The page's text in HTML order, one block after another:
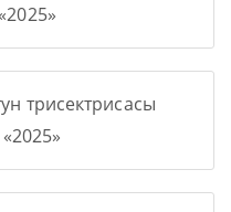
трисектрисасы